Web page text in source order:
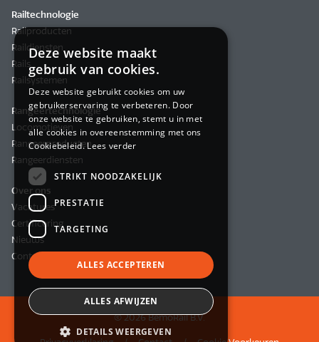
Railtechnologie
Railproducten
Raildiensten
Rails
Railsystemen
Rangeertechnologie
Locomotieven
Rangeerproducten
Rangeerdiensten
Over ons
Vacatures
Certificering
Nieuws
Contact
© 2026 BemoRail B.V.
Deze website maakt
gebruik van cookies.
Deze website gebruikt cookies om uw
gebruikerservaring te verbeteren. Door
onze website te gebruiken, stemt u in met
alle cookies in overeenstemming met ons
Cookiebeleid.Lees verder
STRIKT NOODZAKELIJK
PRESTATIE
TARGETING
ALLES ACCEPTEREN
ALLES AFWIJZEN
DETAILS WEERGEVEN